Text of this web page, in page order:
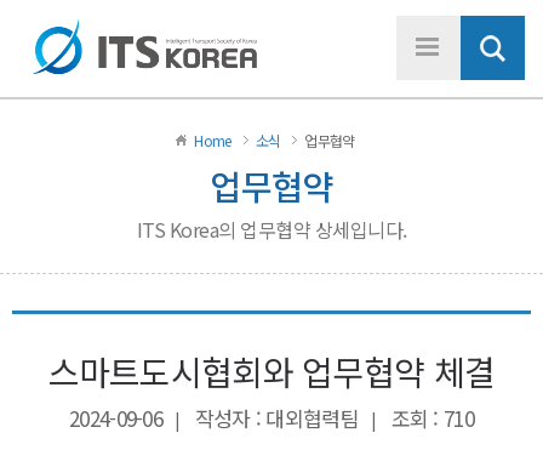
Home 소식 업무협약
업무협약
ITS Korea의 업무협약 상세입니다.
스마트도시협회와 업무협약 체결
2024-09-06 | 작성자 : 대외협력팀 | 조회 : 710